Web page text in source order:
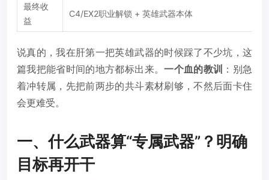
最终收
益
C4/EX2职业解锁 + 英雄武器本体
说真的，我在肝第一把英雄武器的时候踩了不少坑，这
篇我把能省时间的地方都标出来。一个血的教训 ：别急
着冲转属，先把前两步的共斗素材刷够，不然后面卡住
会更难受。
一、什么武器算“专属武器”？明确
目标再开干